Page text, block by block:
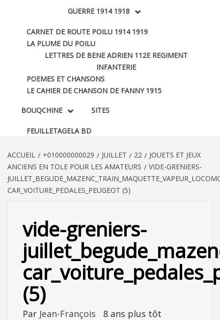
GUERRE 1914 1918
CARNET DE ROUTE POILU 1914 1919
LA PLUME DU POILU
LETTRES DE BENE ADRIEN 112E REGIMENT
INFANTERIE
POEMES ET CHANSONS
LE CAHIER DE CHANSON DE FANNY 1915
BOUQCHINE
FEUILLETAGELA BD
SITES
ACCUEIL +010000000029 JUILLET 22
JOUETS ET JEUX
ANCIENS EN TOLE POUR LES AMATEURS
VIDE-GRENIERS-
CAR_VOITURE_PEDALES_PEUGEOT (5)
vide-greniers-
(5)
Par Jean-François 8 ans plus tôt